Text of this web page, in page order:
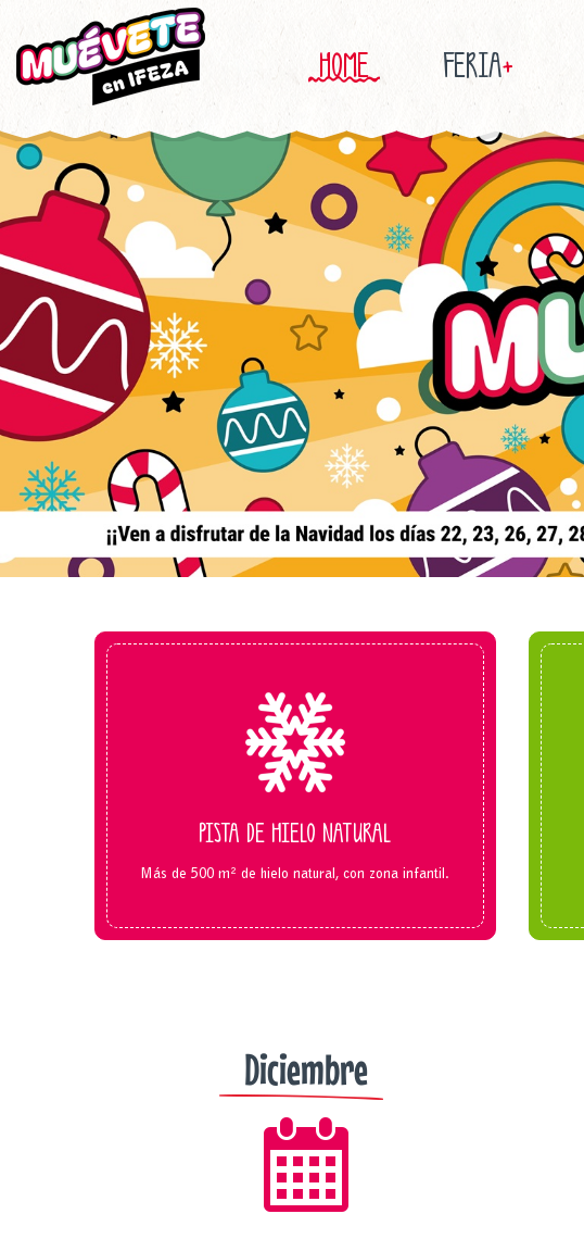
HOME FERIA+
PISTA DE HIELO NATURAL
Más de 500 m² de hielo natural, con zona infantil.
Diciembre